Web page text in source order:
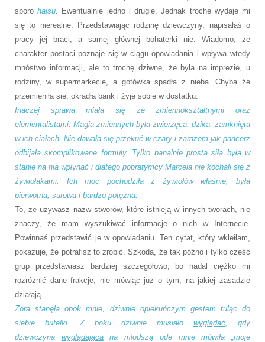
sporohajsu . Ewentualnie jedno i drugie. Jednak trochę wydaje mi
się to nierealne. Przedstawiając rodzinę dziewczyny, napisałaś o
pracy jej braci, a samej głównej bohaterki nie. Wiadomo, że
charakter postaci poznaje się w ciągu opowiadania i wpływa wtedy
mnóstwo informacji, ale to trochę dziwne, że była na imprezie, u
rodziny, w supermarkecie, a gotówka spadła z nieba. Chyba że
przemieniła się, okradła bank i żyje sobie w dostatku.
Inaczej sprawa miała się ze zmiennokształtnymi oraz
elementalistami. Magia zmiennych była zwierzęca, dzika, zamknięta
w ich ciałach. Nie dawała się przekuć w czary i zarazem jak pancerz
odbijała skomplikowane formuły. Tylko banalnie prosta siła była w
stanie na nią wpłynąć i dlatego pobratymcy Marcela nie kochali się z
żywiołakami. Ich moc pochodziła z żywiołów właśnie, była
pierwotna, surowa i bardzo potężna.
To, że używasz nazw stworów, które istnieją w innych tworach, nie
znaczy, że mam wyszukiwać informacje o nich w Internecie.
Powinnaś przedstawić je w opowiadaniu. Ten cytat, który wkleiłam,
pokazuje, że potrafisz to zrobić. Szkoda, że tak późno i tylko część
grup przedstawiasz bardziej szczegółowo, bo nadal ciężko mi
rozróżnić dane frakcje, nie mówiąc już o tym, na jakiej zasadzie
działają.
Zora stanęła obok mnie, dziwnie opiekuńczym gestem tuląc do
siebie butelki. Z boku dziwnie musiało wyglądać , gdy
dziewczyna wyglądającana młodszą ode mnie mówiła „moje